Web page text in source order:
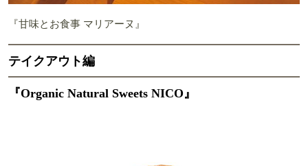
『甘味とお食事 マリアーヌ』
テイクアウト編
『Organic Natural Sweets NICO』